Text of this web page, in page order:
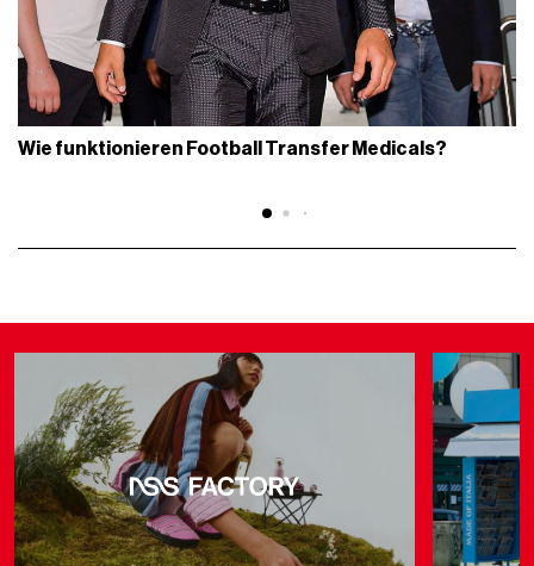
Wie funktionieren Football Transfer Medicals?